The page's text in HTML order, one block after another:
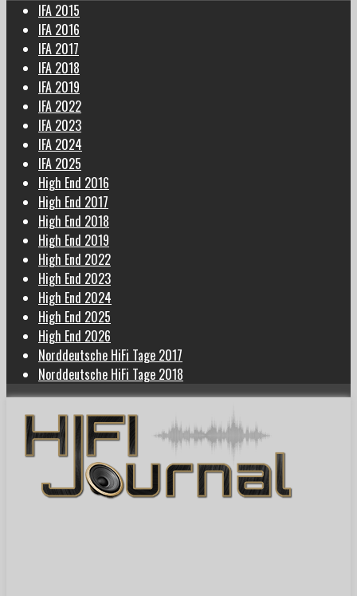
IFA 2015
IFA 2016
IFA 2017
IFA 2018
IFA 2019
IFA 2022
IFA 2023
IFA 2024
IFA 2025
High End 2016
High End 2017
High End 2018
High End 2019
High End 2022
High End 2023
High End 2024
High End 2025
High End 2026
Norddeutsche HiFi Tage 2017
Norddeutsche HiFi Tage 2018